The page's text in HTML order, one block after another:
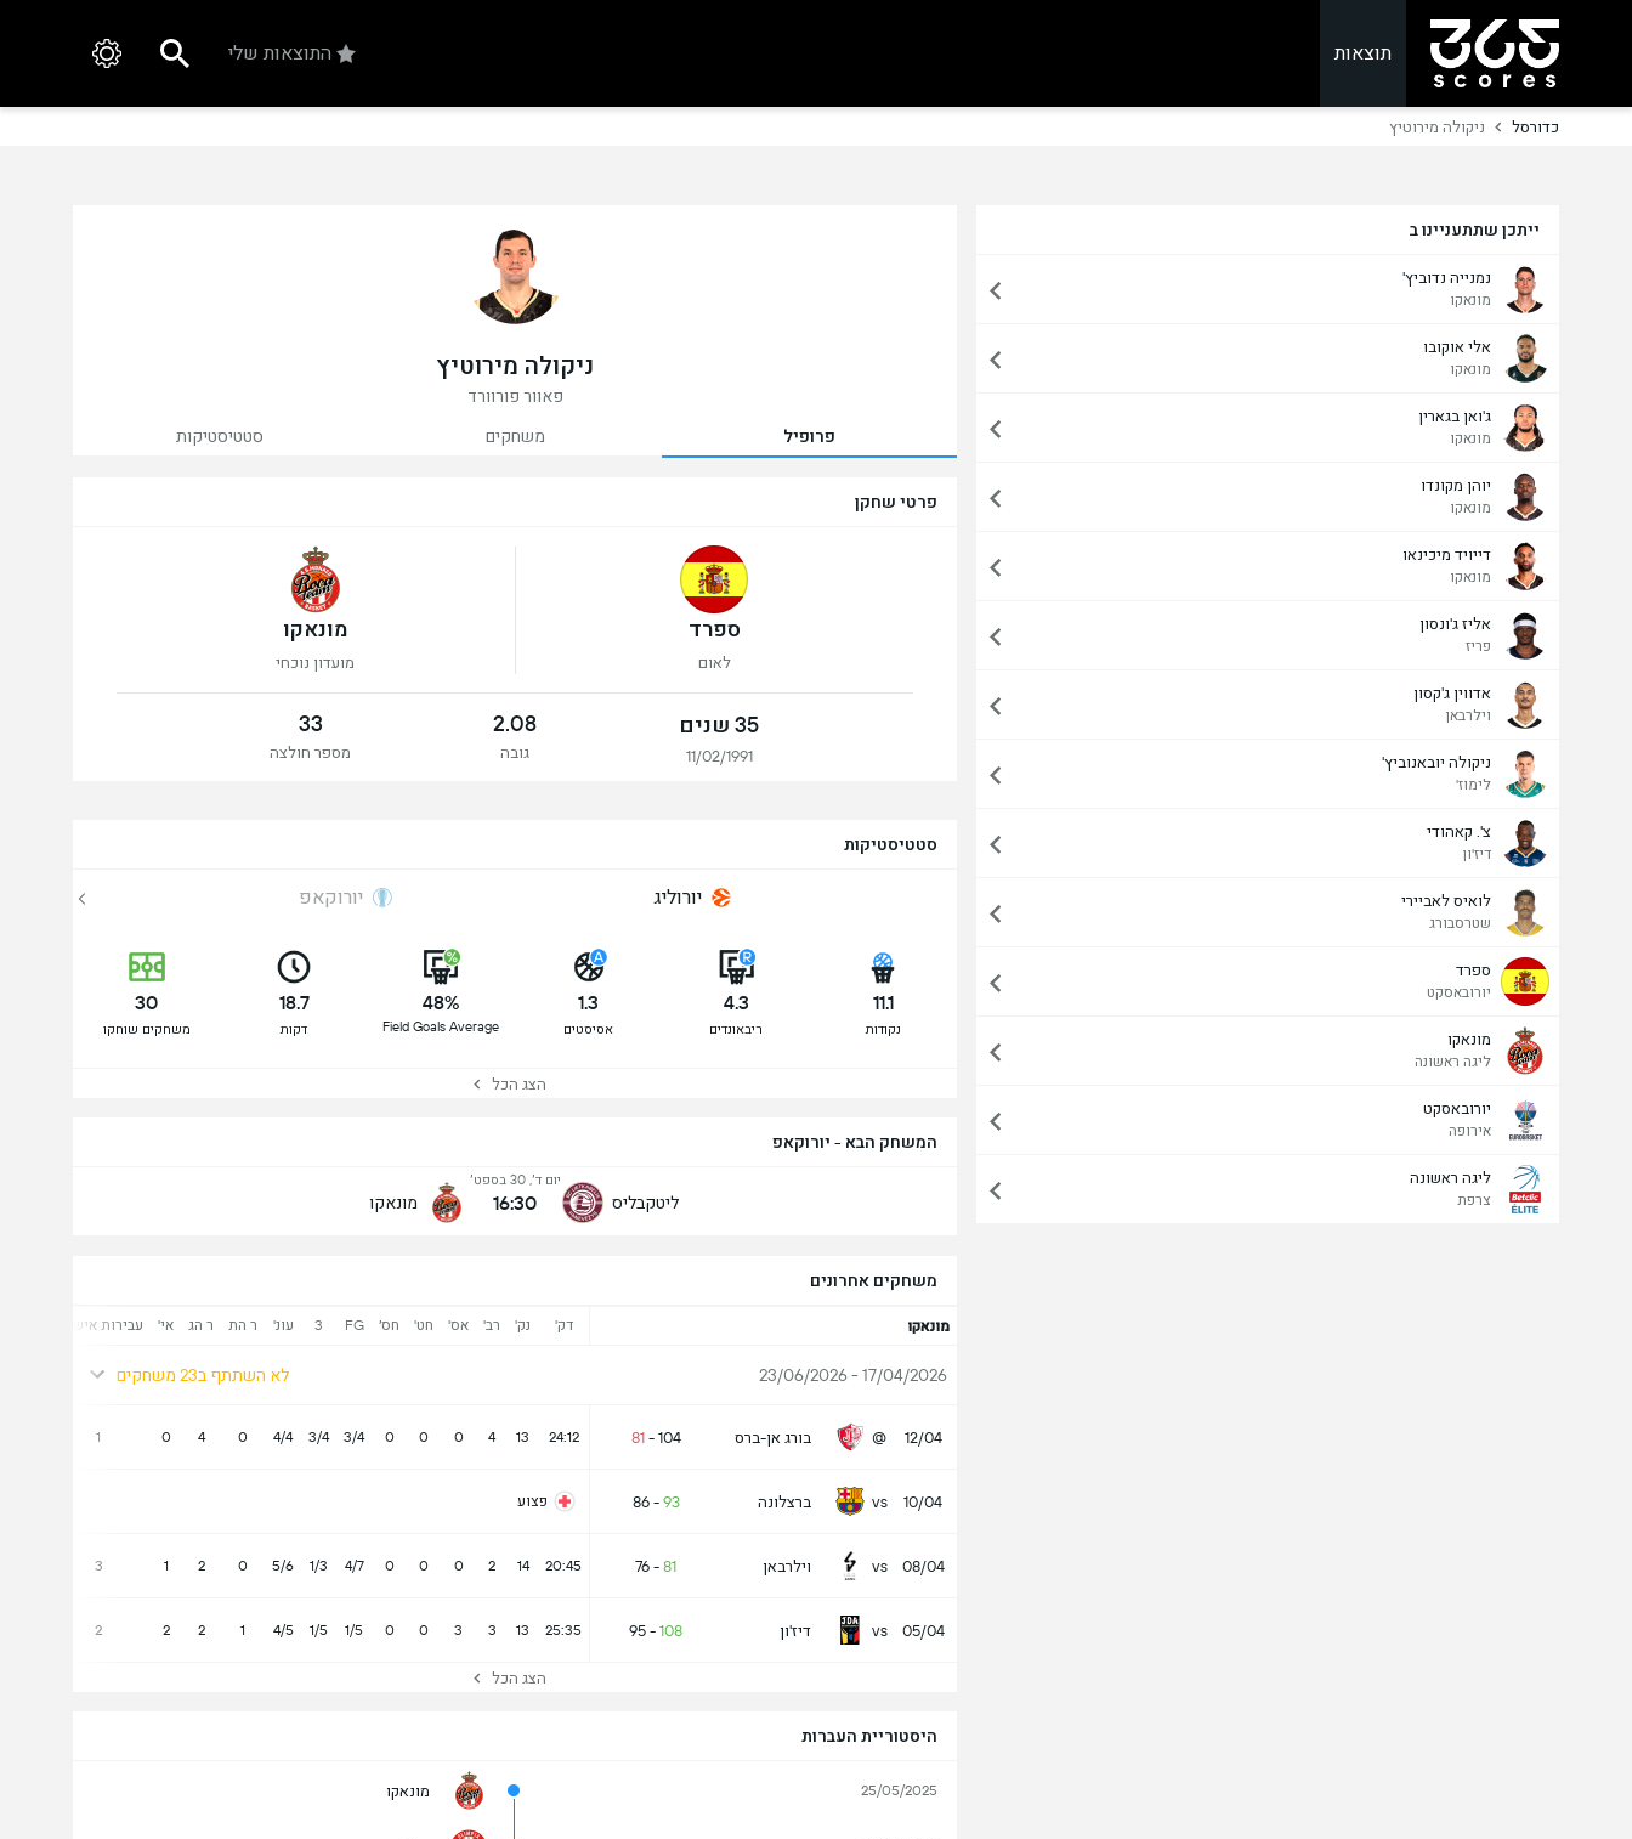
תוצאות התוצאות שלי
כדורסל ניקולה מירוטיץ
ייתכן שתתעניינו ב
נמנייה נדוביץ'
מונאקו
אלי אוקובו
מונאקו
ג'ואן בגארין
מונאקו
יוהן מקונדו
מונאקו
דייויד מיכינאו
מונאקו
אליז ג'ונסון
פריז
אדווין ג'קסון
וילרבאן
ניקולה יובאנוביץ'
לימוז'
צ'. קאהודי
דיז'ון
לואיס לאביירי
שטרסבורג
ספרד
יורובאסקט
מונאקו
ליגה ראשונה
יורובאסקט
אירופה
ליגה ראשונה
צרפת
ניקולה מירוטיץ
פאוור פורוורד
פרופיל משחקים סטטיסטיקות
פרטי שחקן
ספרד
לאום
מונאקו
מועדון נוכחי
35 שנים
11/02/1991
2.08
גובה
33
מספר חולצה
סטטיסטיקות
יורוליג יורוקאפ
11.1
נקודות
4.3
ריבאונדים
1.3
אסיסטים
48%
Field Goals Average
18.7
דקות
30
משחקים שוחקו
הצג הכל
המשחק הבא - יורוקאפ
ליטקבליס
יום ד׳, 30 בספט׳
16:30 מונאקו
משחקים אחרונים
מונאקו דק' נק' רב' אס' חט' חס׳ FG
3 עונ' ר הת ר הג אי' עבירות אישיות
17/04/2026 - 23/06/2026 לא השתתף ב23 משחקים
12/04
@ בורג אן-ברס 104
-
81
24:12
13
4
0
0
0
3/4
3/4
4/4
0
4
0
1
10/04
vs ברצלונה 93
-
86 פצוע
08/04
vs וילרבאן 81
-
76
20:45
14
2
0
0
0
4/7
1/3
5/6
0
2
1
3
05/04
vs דיז'ון 108
-
95
25:35
13
3
3
0
0
1/5
1/5
4/5
1
2
2
2
הצג הכל
היסטוריית העברות
25/05/2025 מונאקו